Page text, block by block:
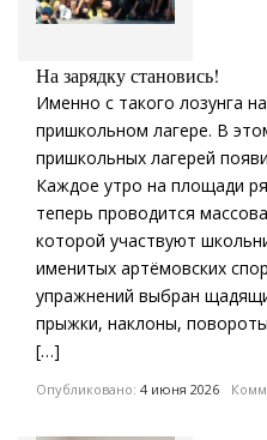
На зарядку становись!
Именно с такого лозунга
пришкольном лагере. В
пришкольных лагерей
Каждое утро на площади
теперь проводится
которой участвуют
именитых артёмовских
упражнений выбран
прыжки, наклоны,
[…]
Опубликовано: 4 июня 2026